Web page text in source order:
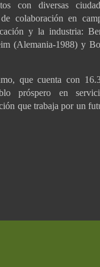
con diversas
colaboración en
y la industria:
(Alemania-1988) y
que cuenta con
próspero en
que trabaja por un